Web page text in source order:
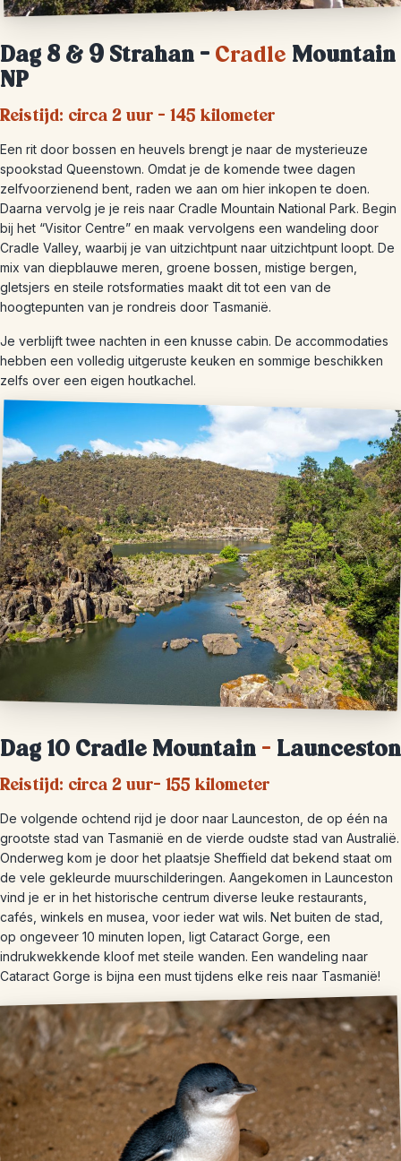
Dag 8 & 9 Strahan – Cradle Mountain
NP
Reistijd: circa 2 uur – 145 kilometer
Een rit door bossen en heuvels brengt je naar de mysterieuze
spookstad Queenstown. Omdat je de komende twee dagen
zelfvoorzienend bent, raden we aan om hier inkopen te doen.
Daarna vervolg je je reis naar Cradle Mountain National Park. Begin
bij het “Visitor Centre” en maak vervolgens een wandeling door
Cradle Valley, waarbij je van uitzichtpunt naar uitzichtpunt loopt. De
mix van diepblauwe meren, groene bossen, mistige bergen,
gletsjers en steile rotsformaties maakt dit tot een van de
hoogtepunten van je rondreis door Tasmanië.
Je verblijft twee nachten in een knusse cabin. De accommodaties
hebben een volledig uitgeruste keuken en sommige beschikken
zelfs over een eigen houtkachel.
Dag 10 Cradle Mountain – Launceston
Reistijd: circa 2 uur- 155 kilometer
De volgende ochtend rijd je door naar Launceston, de op één na
grootste stad van Tasmanië en de vierde oudste stad van Australië.
Onderweg kom je door het plaatsje Sheffield dat bekend staat om
de vele gekleurde muurschilderingen. Aangekomen in Launceston
vind je er in het historische centrum diverse leuke restaurants,
cafés, winkels en musea, voor ieder wat wils. Net buiten de stad,
op ongeveer 10 minuten lopen, ligt Cataract Gorge, een
indrukwekkende kloof met steile wanden. Een wandeling naar
Cataract Gorge is bijna een must tijdens elke reis naar Tasmanië!